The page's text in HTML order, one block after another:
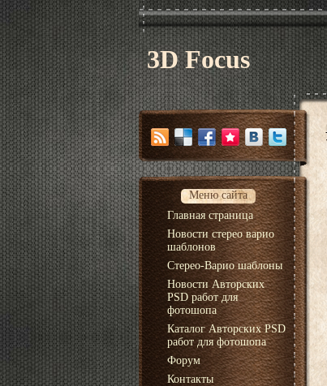
3D Focus
Меню сайта
Главная страница
Новости стерео варио
шаблонов
Стерео-Варио шаблоны
Новости Авторских
PSD работ для
фотошопа
Каталог Авторских PSD
работ для фотошопа
Форум
Контакты